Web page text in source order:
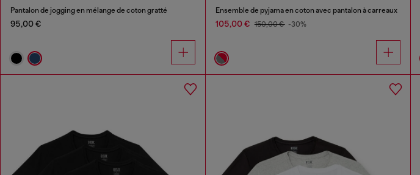
Pantalon de jogging en mélange de coton gratté
95,00 €
Ensemble de pyjama en coton avec pantalon à carreaux
105,00 € 150,00 € -30%